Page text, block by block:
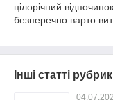
цілорічний
безперечно варто
Інші статті